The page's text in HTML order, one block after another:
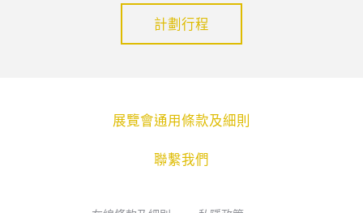
計劃行程
展覽會通用條款及細則
聯繫我們